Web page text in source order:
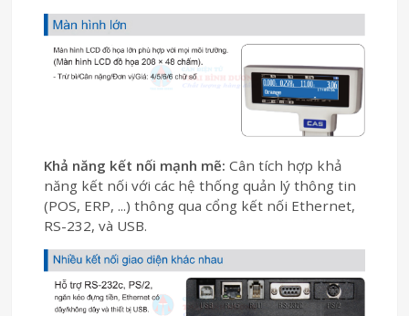
Khả năng kết nối mạnh mẽ: Cân tích hợp khả
năng kết nối với các hệ thống quản lý thông tin
(POS, ERP, ...) thông qua cổng kết nối Ethernet,
RS-232, và USB.